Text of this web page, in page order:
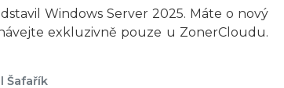
Windows Server 2025. Máte o nový
exkluzivně pouze u ZonerCloudu.
Šafařík